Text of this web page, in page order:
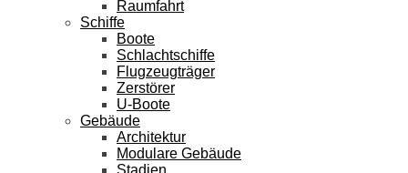
Raumfahrt
Schiffe
Boote
Schlachtschiffe
Flugzeugträger
Zerstörer
U-Boote
Gebäude
Architektur
Modulare Gebäude
Stadien